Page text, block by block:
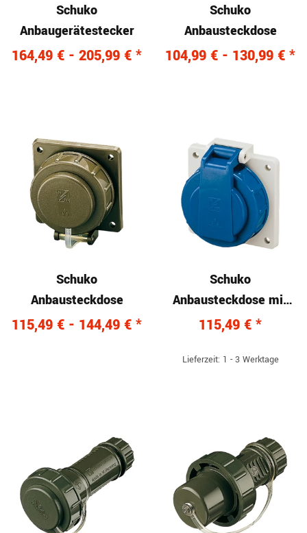
Schuko
Anbaugerätestecker
164,49 € - 205,99 € *
Schuko
Anbausteckdose
104,99 € - 130,99 € *
Schuko
Anbausteckdose
115,49 € - 144,49 € *
Schuko
Anbausteckdose mit
Scharnierdeckel, IP68,
115,49 € *
Lieferzeit: 1 - 3 Werktage